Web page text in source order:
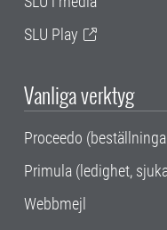
SLU Play
Vanliga verktyg
Proceedo
Primula (ledighet,
Webbmejl